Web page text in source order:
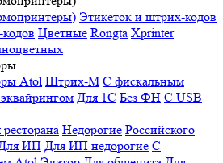
Этикеток и штрих-кодов
Цветные Rongta Xprinter
Atol Штрих-М С фискальным
Для 1С Без ФН С USB
Недорогие Российского
ИП Для ИП недорогие С